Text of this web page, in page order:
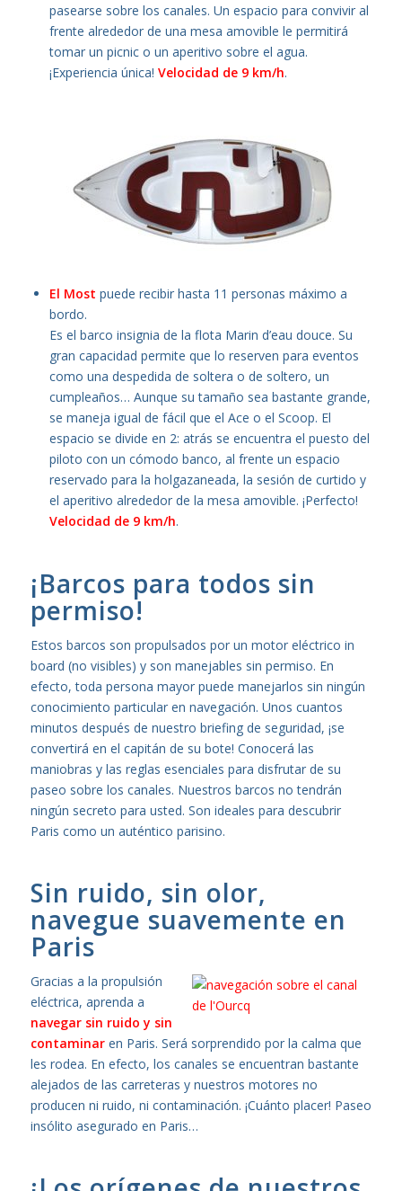
pasearse sobre los canales. Un espacio para convivir al
frente alrededor de una mesa amovible le permitirá
tomar un picnic o un aperitivo sobre el agua.
¡Experiencia única! Velocidad de 9 km/h.
El Most puede recibir hasta 11 personas máximo a
bordo.
Es el barco insignia de la flota Marin d’eau douce. Su
gran capacidad permite que lo reserven para eventos
como una despedida de soltera o de soltero, un
cumpleaños… Aunque su tamaño sea bastante grande,
se maneja igual de fácil que el Ace o el Scoop. El
espacio se divide en 2: atrás se encuentra el puesto del
piloto con un cómodo banco, al frente un espacio
reservado para la holgazaneada, la sesión de curtido y
el aperitivo alrededor de la mesa amovible. ¡Perfecto!
Velocidad de 9 km/h.
¡Barcos para todos sin
permiso!
Estos barcos son propulsados por un motor eléctrico in
board (no visibles) y son manejables sin permiso. En
efecto, toda persona mayor puede manejarlos sin ningún
conocimiento particular en navegación. Unos cuantos
minutos después de nuestro briefing de seguridad, ¡se
convertirá en el capitán de su bote! Conocerá las
maniobras y las reglas esenciales para disfrutar de su
paseo sobre los canales. Nuestros barcos no tendrán
ningún secreto para usted. Son ideales para descubrir
Paris como un auténtico parisino.
Sin ruido, sin olor,
navegue suavemente en
Paris
Gracias a la propulsión
eléctrica, aprenda a
navegar sin ruido y sin
contaminaren Paris. Será sorprendido por la calma que
les rodea. En efecto, los canales se encuentran bastante
alejados de las carreteras y nuestros motores no
producen ni ruido, ni contaminación. ¡Cuánto placer! Paseo
insólito asegurado en Paris…